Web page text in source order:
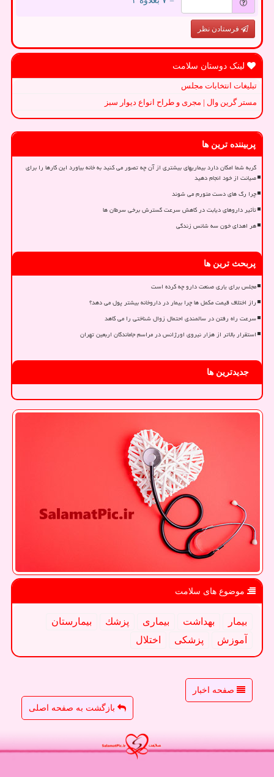
فرستادن نظر
لینک دوستان سلامت
تبلیغات انتخابات مجلس
مستر گرین وال | مجری و طراح انواع دیوار سبز
پربیننده ترین ها
گربه شما امکان دارد بیماریهای بیشتری از آن چه تصور می کنید به خانه بیاورد این کارها را برای
صیانت از خود انجام دهید
چرا رگ های دست متورم می شوند
تأثیر داروهای دیابت در کاهش سرعت گسترش برخی سرطان ها
هر اهدای خون سه شانس زندگی
پربحث ترین ها
مجلس برای یاری صنعت دارو چه کرده است
راز اختلاف قیمت مکمل ها چرا بیمار در داروخانه بیشتر پول می دهد؟
سرعت راه رفتن در سالمندی احتمال زوال شناختی را می کاهد
استقرار بالاتر از هزار نیروی اورژانس در مراسم جاماندگان اربعین تهران
جدیدترین ها
موضوع های سلامت
بیمار بهداشت بیماری پزشك
بیمارستان
آموزش
پزشكی اختلال
صفحه اخبار
بازگشت به صفحه اصلی